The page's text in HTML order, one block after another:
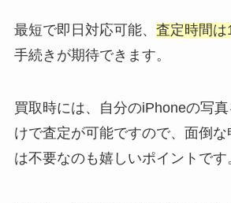
最短で即日対応可能、 査定時間は
手続きが期待できます。
買取時には、自分のiPhoneの写
けで査定が可能ですので、面倒
は不要なのも嬉しいポイントです